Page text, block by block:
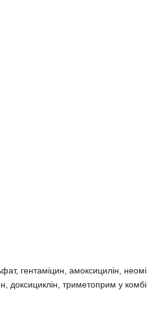
гентаміцин, амоксицилін,
триметоприм у